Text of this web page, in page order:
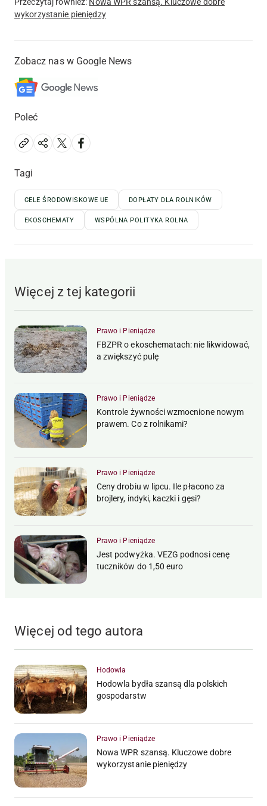
wykorzystanie pieniędzy
Zobacz nas w Google News
Poleć
Tagi
CELE ŚRODOWISKOWE UE DOPŁATY DLA ROLNIKÓW
EKOSCHEMATY WSPÓLNA POLITYKA ROLNA
Więcej z tej kategorii
Prawo i Pieniądze
FBZPR o ekoschematach: nie likwidować,
a zwiększyć pulę
Prawo i Pieniądze
Kontrole żywności wzmocnione nowym
prawem. Co z rolnikami?
Prawo i Pieniądze
Ceny drobiu w lipcu. Ile płacono za
brojlery, indyki, kaczki i gęsi?
Prawo i Pieniądze
Jest podwyżka. VEZG podnosi cenę
tuczników do 1,50 euro
Więcej od tego autora
Hodowla
Hodowla bydła szansą dla polskich
gospodarstw
Prawo i Pieniądze
Nowa WPR szansą. Kluczowe dobre
wykorzystanie pieniędzy